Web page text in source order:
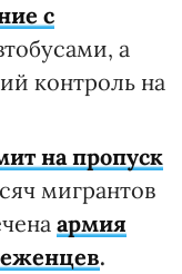
с
а
контроль на
на пропуск
мигрантов
армия
.